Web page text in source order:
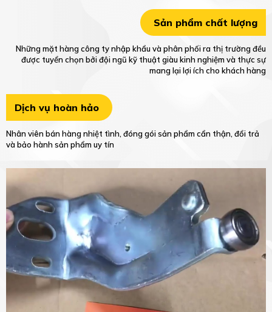
BÁO CHÍ NÓI GÌ VỀ CHÚNG TÔI
Thành lập từ năm 2007
kinh nghiệm, có khả năng đáp ứng đơn đặt hàng số lượng lớn với giá
thành cạnh tranh nhất
Sản phẩm chất lượng
Những mặt hàng công ty nhập khẩu và phân phối ra thị trường đều
được tuyển chọn bởi đội ngũ kỹ thuật giàu kinh nghiệm và thực sự
mang lại lợi ích cho khách hàng
Dịch vụ hoàn hảo
Nhân viên bán hàng nhiệt tình, đóng gói sản phẩm cẩn thận, đổi trả
và bảo hành sản phẩm uy tín